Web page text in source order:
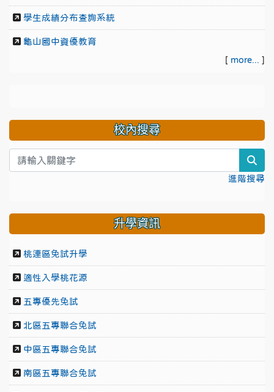
學生成績分布查詢系統
龜山國中資優教育
[ more... ]
校內搜尋
進階搜尋
升學資訊
桃連區免試升學
適性入學桃花源
五專優先免試
北區五專聯合免試
中區五專聯合免試
南區五專聯合免試